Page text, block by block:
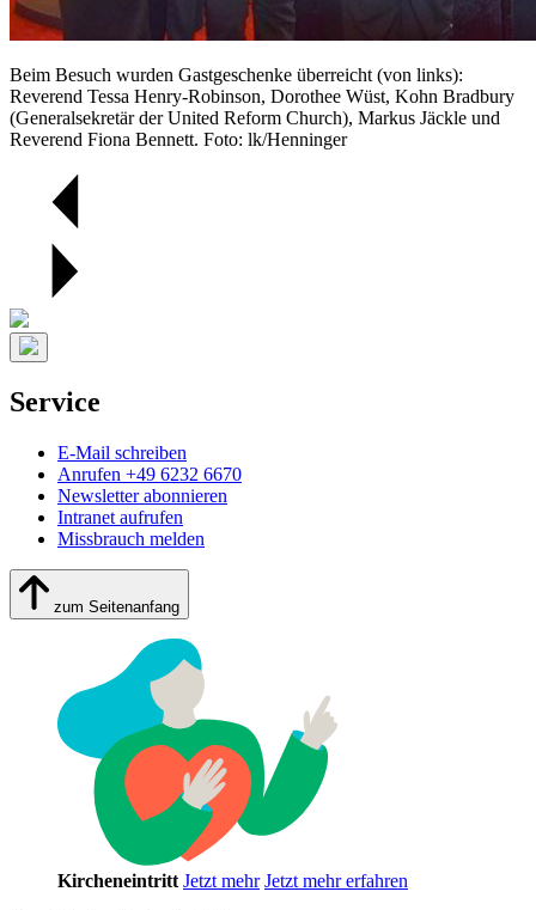
Beim Besuch wurden Gastgeschenke überreicht (von links):
Reverend Tessa Henry-Robinson, Dorothee Wüst, Kohn Bradbury
(Generalsekretär der United Reform Church), Markus Jäckle und
Reverend Fiona Bennett. Foto: lk/Henninger
Service
E-Mail schreiben
Anrufen +49 6232 6670
Newsletter abonnieren
Intranet aufrufen
Missbrauch melden
zum Seitenanfang
Kircheneintritt Jetzt mehr Jetzt mehr erfahren